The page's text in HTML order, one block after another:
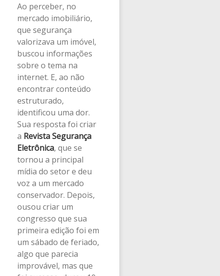
Ao perceber, no
mercado imobiliário,
que segurança
valorizava um imóvel,
buscou informações
sobre o tema na
internet. E, ao não
encontrar conteúdo
estruturado,
identificou uma dor.
Sua resposta foi criar
a Revista Segurança
Eletrônica, que se
tornou a principal
mídia do setor e deu
voz a um mercado
conservador. Depois,
ousou criar um
congresso que sua
primeira edição foi em
um sábado de feriado,
algo que parecia
improvável, mas que